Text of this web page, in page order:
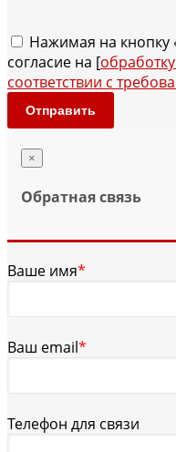
Нажимая на кнопку
согласие на [
соответствии с
Отправить
×
Обратная связь
Ваше имя*
Ваш email*
Телефон для связи